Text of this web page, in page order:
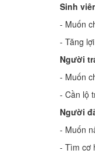
Sinh
- Muốn
- Tăng
Người
- Muốn
- Cần lộ
Người
- Muốn
- Tìm cơ